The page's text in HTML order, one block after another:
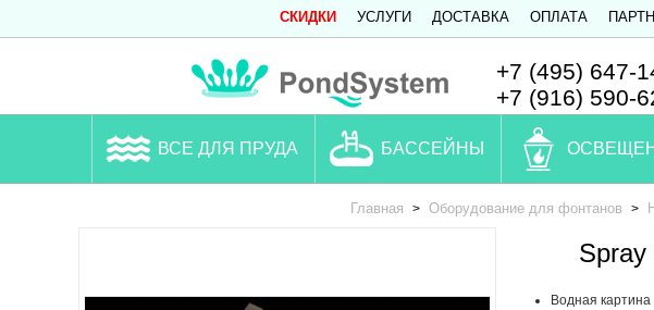
СКИДКИ УСЛУГИ ДОСТАВКА ОПЛАТА
+7 (495) 647-
+7 (916) 590-
ВСЕ ДЛЯ ПРУДА БАССЕЙНЫ
Главная > Оборудование для фонтанов >
Spray
Водная картина